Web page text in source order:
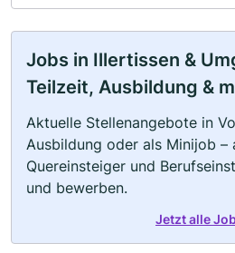
Jobs in Illertissen &
Teilzeit, Ausbildung &
Aktuelle Stellenangebote in
Ausbildung oder als Minijob –
Quereinsteiger und
und bewerben.
Jetzt alle